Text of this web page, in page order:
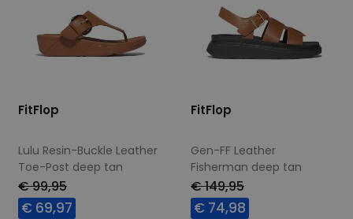
FitFlop
Lulu Resin-Buckle Leather
Toe-Post deep tan
€ 99,95
€ 69,97
FitFlop
Gen-FF Leather
Fisherman deep tan
€ 149,95
€ 74,98